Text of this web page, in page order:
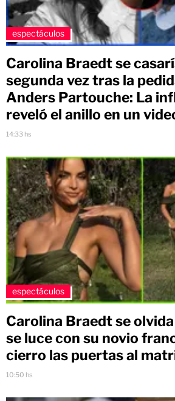
espectáculos
Carolina Braedt se
segunda vez tras la
Anders Partouche: La
reveló el anillo en un
14:33 hs
espectáculos
Carolina Braedt se olvida
se luce con su novio
cierro las puertas al
10:50 hs